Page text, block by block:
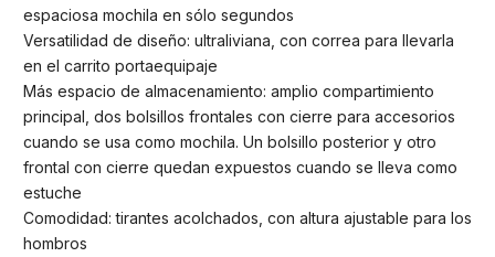
espaciosa mochila en sólo segundos
Versatilidad de diseño: ultraliviana, con correa para llevarla
en el carrito portaequipaje
Más espacio de almacenamiento: amplio compartimiento
principal, dos bolsillos frontales con cierre para accesorios
cuando se usa como mochila. Un bolsillo posterior y otro
frontal con cierre quedan expuestos cuando se lleva como
estuche
Comodidad: tirantes acolchados, con altura ajustable para los
hombros